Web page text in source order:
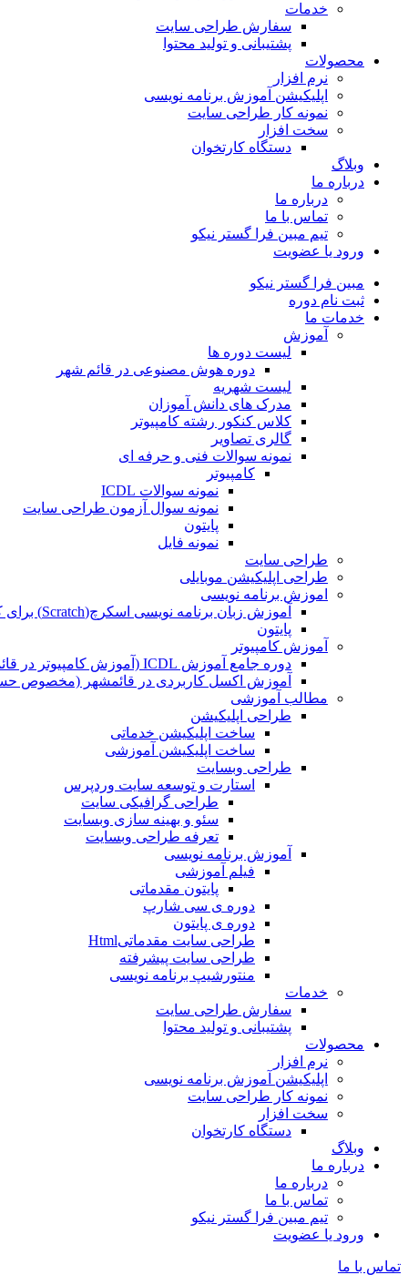
خدمات
سفارش طراحی سایت
پشتیبانی و تولید محتوا
محصولات
نرم افزار
اپلیکیشن آموزش برنامه نویسی
نمونه کار طراحی سایت
سخت افزار
دستگاه کارتخوان
وبلاگ
درباره ما
درباره ما
تماس با ما
تیم مبین فرا گستر نیکو
ورود یا عضویت
مبین فرا گستر نیکو
ثبت نام دوره
خدمات ما
آموزش
لیست دوره ها
دوره هوش مصنوعی در قائم شهر
لیست شهریه
مدرک های دانش آموزان
کلاس کنکور رشته کامپیوتر
گالری تصاویر
نمونه سوالات فنی و حرفه ای
کامپیوتر
نمونه سوالات ICDL
نمونه سوال آزمون طراحی سایت
پایتون
نمونه فایل
طراحی سایت
طراحی اپلیکیشن موبایلی
اموزش برنامه نویسی
آموزش زبان برنامه نویسی اسکرچ(Scratch) برای کودکان
پایتون
آموزش کامپیوتر
دوره جامع آموزش ICDL (آموزش کامپیوتر در قائمشهر)
آموزش اکسل کاربردی در قائمشهر (مخصوص
مطالب آموزشی
طراحی اپلیکیشن
ساخت اپلیکیشن خدماتی
ساخت اپلیکیشن آموزشی
طراحی وبسایت
استارت و توسعه سایت وردپرس
طراحی گرافیکی سایت
سئو و بهینه سازی وبسایت
تعرفه طراحی وبسایت
آموزش برنامه نویسی
فیلم آموزشی
پایتون مقدماتی
دوره ی سی شارپ
دوره ی پایتون
طراحی سایت مقدماتیHtml
طراحی سایت پیشرفته
منتورشیپ برنامه نویسی
خدمات
سفارش طراحی سایت
پشتیبانی و تولید محتوا
محصولات
نرم افزار
اپلیکیشن آموزش برنامه نویسی
نمونه کار طراحی سایت
سخت افزار
دستگاه کارتخوان
وبلاگ
درباره ما
درباره ما
تماس با ما
تیم مبین فرا گستر نیکو
ورود یا عضویت
تماس با ما